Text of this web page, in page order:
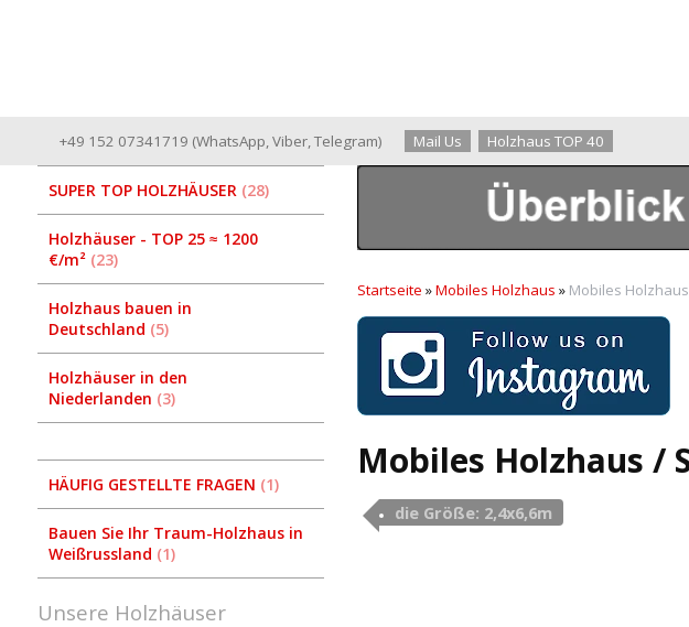
+49 152 07341719 (WhatsApp ,Viber ,Telegram) Mail Us Holzhaus TOP 40
SUPER TOP HOLZHÄUSER 28
Holzhäuser - TOP 25 ≈ 1200
€/m² 23
Holzhaus bauen in
Deutschland 5
Holzhäuser in den
Niederlanden 3
HÄUFIG GESTELLTE FRAGEN 1
Bauen Sie Ihr Traum-Holzhaus in
Weißrussland 1
Unsere Holzhäuser
Startseite »Mobiles Holzhaus » Mobiles
Mobiles Holzhaus /
die Größe: 2,4х6,6m